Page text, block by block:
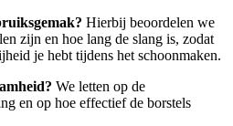
Hierbij beoordelen we
zijn en hoe lang de slang is, zodat
je hebt tijdens het schoonmaken.
We letten op de
en op hoe effectief de borstels